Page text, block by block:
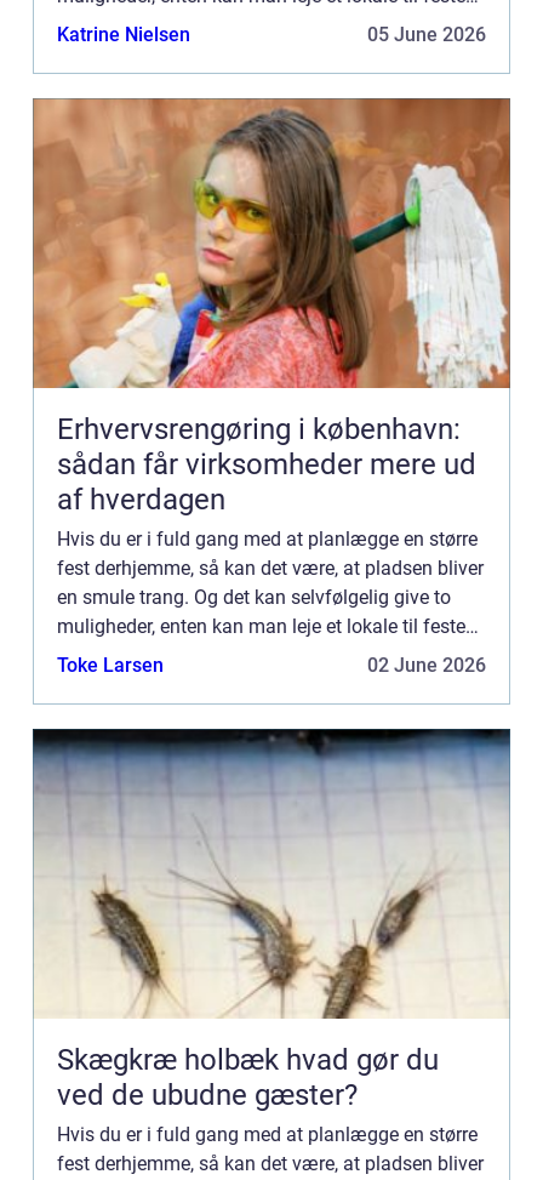
og alternativt k...
Katrine Nielsen 05 June 2026
Erhvervsrengøring i københavn:
sådan får virksomheder mere ud
af hverdagen
Hvis du er i fuld gang med at planlægge en større
fest derhjemme, så kan det være, at pladsen bliver
en smule trang. Og det kan selvfølgelig give to
muligheder, enten kan man leje et lokale til festen,
og alternativt k...
Toke Larsen 02 June 2026
Skægkræ holbæk hvad gør du
ved de ubudne gæster?
Hvis du er i fuld gang med at planlægge en større
fest derhjemme, så kan det være, at pladsen bliver